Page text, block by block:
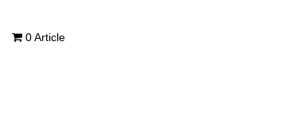
0 Article